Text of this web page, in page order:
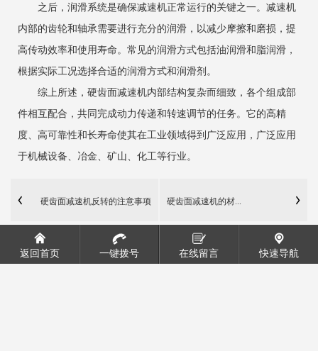
之后，润滑系统是确保减速机正常运行的关键之一。减速机
内部的齿轮和轴承需要进行充分的润滑，以减少摩擦和磨损，提
高传动效率和使用寿命。常见的润滑方式包括油润滑和脂润滑，
根据实际工况选择合适的润滑方式和润滑剂。
综上所述，硬齿面减速机内部结构复杂而细致，各个组成部
件相互配合，共同完成动力传递和转速调节的任务。它的高精
度、高可靠性和长寿命使其在工业领域得到广泛应用，广泛应用
于机械设备、冶金、矿山、化工等行业。
硬齿面减速机反转的注意事项 硬齿面减速机的材...
返回首页 一键拨号 在线留言 快速导航